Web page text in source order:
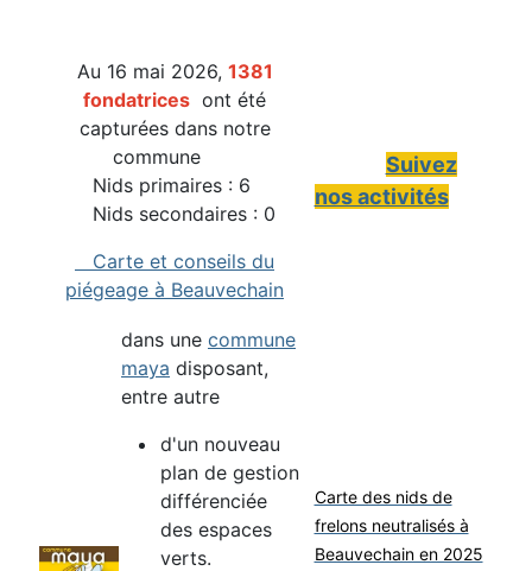
Au 16 mai 2026, 1381
fondatrices ont été
capturées dans notre
commune
Nids primaires : 6
Nids secondaires : 0
Carte et conseils du
piégeage à Beauvechain
Suivez
nos activités
dans une commune
maya disposant,
entre autre
d'un nouveau
plan de gestion
différenciée
des espaces
verts.
Carte des nids de
frelons neutralisés à
Beauvechain en 2025